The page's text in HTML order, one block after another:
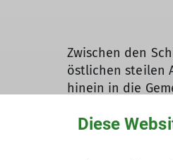
Zwischen den
östlichen steilen
hinein in die
Auf sechs
Diese